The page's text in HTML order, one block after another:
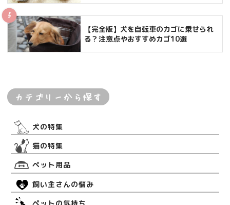
【完全版】犬を自転車のカゴに乗せられ
る？注意点やおすすめカゴ10選
カテゴリーから探す
犬の特集
猫の特集
ペット用品
飼い主さんの悩み